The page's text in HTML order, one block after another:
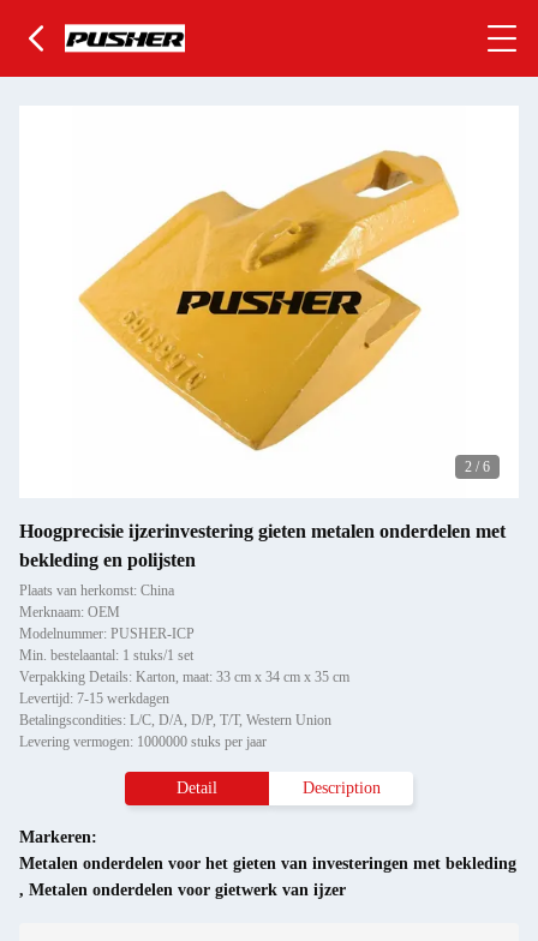
2 / 6
Hoogprecisie ijzerinvestering gieten metalen onderdelen met
bekleding en polijsten
Plaats van herkomst: China
Merknaam: OEM
Modelnummer: PUSHER-ICP
Min. bestelaantal: 1 stuks/1 set
Verpakking Details: Karton, maat: 33 cm x 34 cm x 35 cm
Levertijd: 7-15 werkdagen
Betalingscondities: L/C, D/A, D/P, T/T, Western Union
Levering vermogen: 1000000 stuks per jaar
Detail Description
Markeren:
Metalen onderdelen voor het gieten van investeringen met bekleding
, Metalen onderdelen voor gietwerk van ijzer